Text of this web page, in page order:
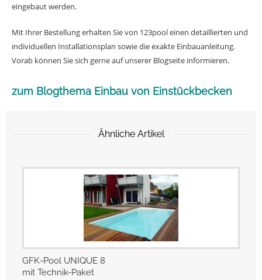
eingebaut werden.
Mit Ihrer Bestellung erhalten Sie von 123pool einen detaillierten und
individuellen Installationsplan sowie die exakte Einbauanleitung.
Vorab können Sie sich gerne auf unserer Blogseite informieren.
zum Blogthema Einbau von Einstückbecken
Ähnliche Artikel
GFK-Pool UNIQUE 8
mit Technik-Paket